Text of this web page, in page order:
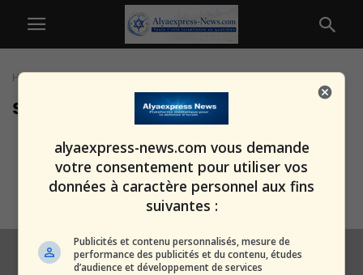
Home
site souterrain
L’Iran a-t-il trouvé une parade
aux bombardements des B-2 ?
Le...
alxprss_sab
alyaexpress-news.com vous demande
votre consentement pour utiliser vos
données à caractère personnel aux fins
suivantes :
Publicités et contenu personnalisés, mesure de
performance des publicités et du contenu, études
d’audience et développement de services